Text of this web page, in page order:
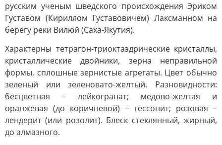
русским ученым шведского происхождения Эриком
Густавом (Кириллом Густавовичем) Лаксманном на
берегу реки Вилюй (Саха-Якутия).
Характерны тетрагон-триоктаэдрические кристаллы,
кристаллические двойники, зерна неправильной
формы, сплошные зернистые агрегаты. Цвет обычно
зеленый или зеленовато-желтый. Разновидности:
бесцветная – лейкогранат; медово-желтая и
оранжевая (до коричневой) – гессонит; розовая –
лендерит (или розолит). Блеск стеклянный, жирный,
до алмазного.